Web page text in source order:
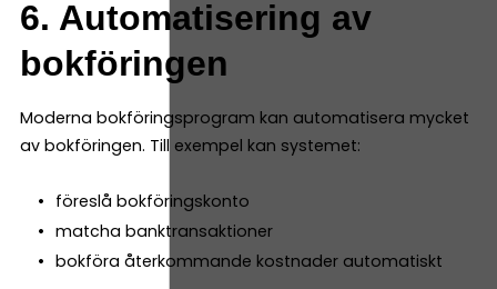
6. Automatisering av
bokföringen
Moderna bokföringsprogram kan automatisera mycket
av bokföringen. Till exempel kan systemet:
föreslå bokföringskonto
matcha banktransaktioner
bokföra återkommande kostnader automatiskt